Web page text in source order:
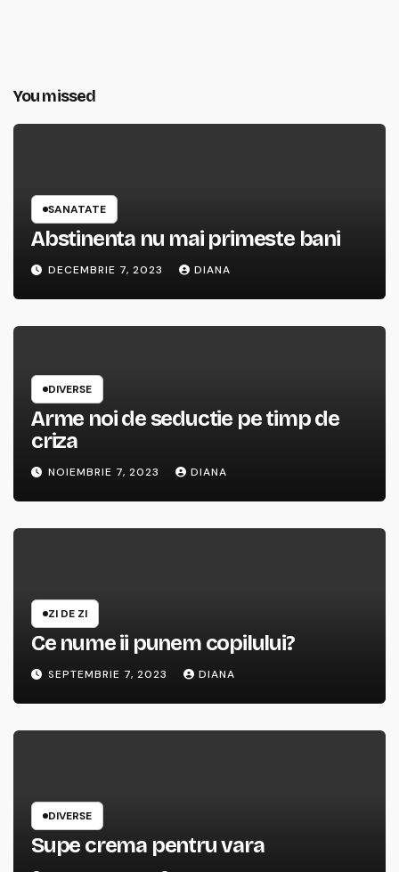
You missed
SANATATE
Abstinenta nu mai primeste bani
DECEMBRIE 7, 2023 DIANA
DIVERSE
Arme noi de seductie pe timp de
criza
NOIEMBRIE 7, 2023 DIANA
ZI DE ZI
Ce nume ii punem copilului?
SEPTEMBRIE 7, 2023 DIANA
DIVERSE
Supe crema pentru vara